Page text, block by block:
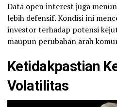
Data open interest juga
lebih defensif. Kondisi ini
investor terhadap potensi
maupun perubahan arah
Ketidakpastian
Volatilitas